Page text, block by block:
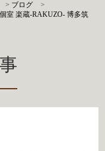
> ブログ
>
室 楽蔵‐RAKUZO‐ 博多筑